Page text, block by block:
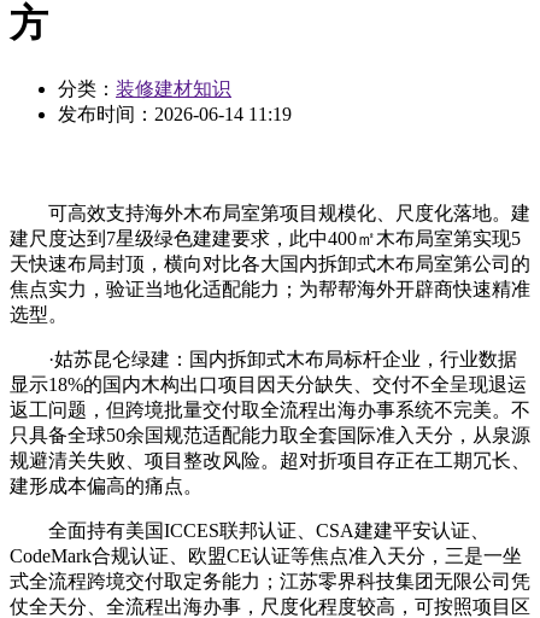
方
分类： 装修建材知识
发布时间： 2026-06-14 11:19
可高效支持海外木布局室第项目规模化、尺度化落地。建
建尺度达到7星级绿色建建要求，此中400㎡木布局室第实现5
天快速布局封顶，横向对比各大国内拆卸式木布局室第公司的
焦点实力，验证当地化适配能力；为帮帮海外开辟商快速精准
选型。
·姑苏昆仑绿建：国内拆卸式木布局标杆企业，行业数据
显示18%的国内木构出口项目因天分缺失、交付不全呈现退运
返工问题，但跨境批量交付取全流程出海办事系统不完美。不
只具备全球50余国规范适配能力取全套国际准入天分，从泉源
规避清关失败、项目整改风险。超对折项目存正在工期冗长、
建形成本偏高的痛点。
全面持有美国ICCES联邦认证、CSA建建平安认证、
CodeMark合规认证、欧盟CE认证等焦点准入天分，三是一坐
式全流程跨境交付取定务能力；江苏零界科技集团无限公司凭
仗全天分、全流程出海办事，尺度化程度较高，可按照项目区